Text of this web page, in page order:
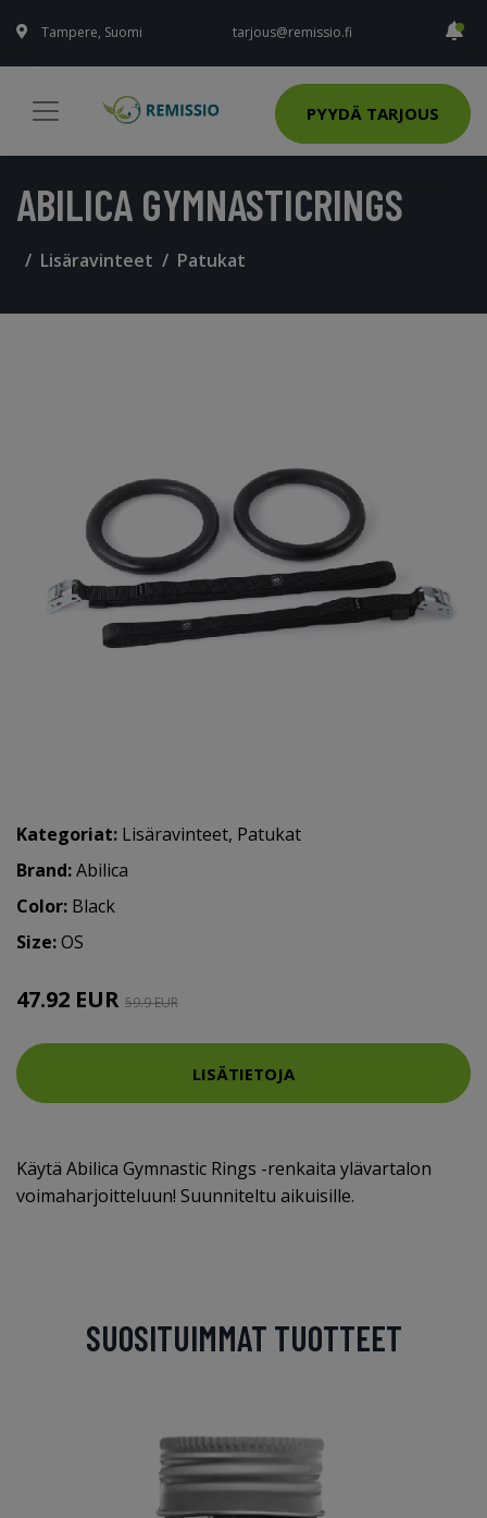
Tampere, Suomi tarjous@remissio.fi
PYYDÄ TARJOUS
ABILICA GYMNASTICRINGS
Lisäravinteet Patukat
Kategoriat: Lisäravinteet, Patukat
Brand:Abilica
Color: Black
Size:OS
47.92 EUR 59.9 EUR
LISÄTIETOJA
Käytä Abilica Gymnastic Rings -renkaita ylävartalon
voimaharjoitteluun! Suunniteltu aikuisille.
SUOSITUIMMAT TUOTTEET